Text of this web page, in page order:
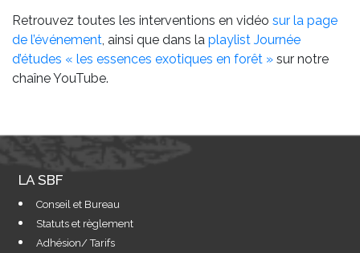
Retrouvez toutes les interventions en vidéo sur la page
de l’événement, ainsi que dans la playlist Journée
d’études « les essences exotiques en forêt » sur notre
chaîne YouTube.
LA SBF
Conseil et Bureau
Statuts et règlement
Adhésion/ Tarifs